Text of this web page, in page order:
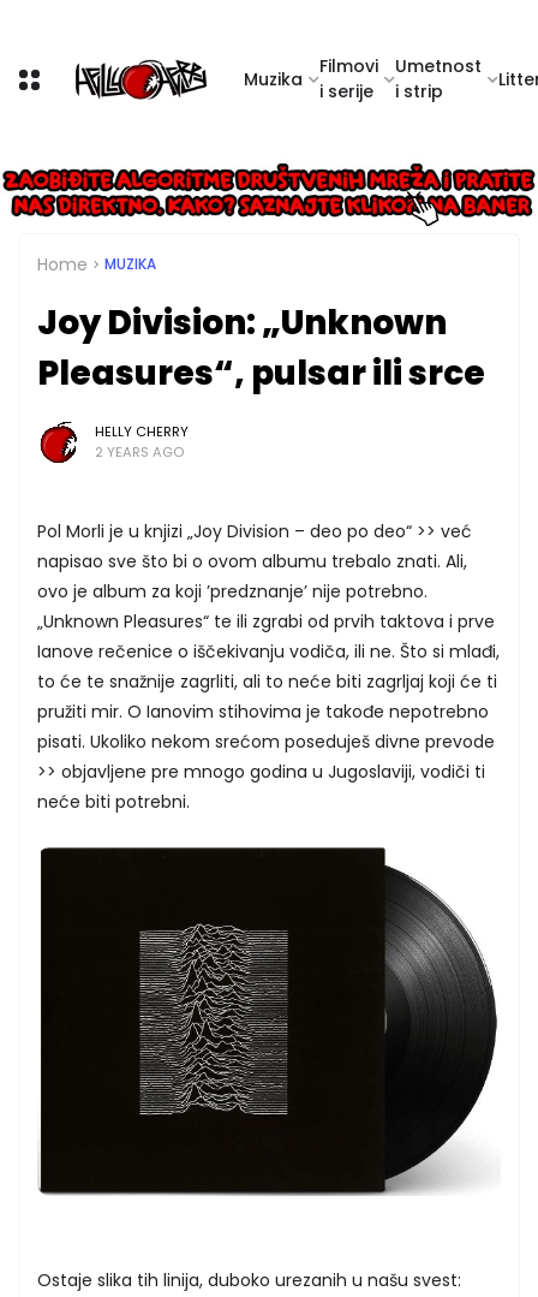
Muzika
Filmovi
i serije
Umetnost
i strip
Home MUZIKA
Joy Division: „Unknown
Pleasures“, pulsar ili srce
HELLY CHERRY
2 YEARS AGO
Pol Morli je u knjizi „Joy Division – deo po deo“ >> već
napisao sve što bi o ovom albumu trebalo znati. Ali,
ovo je album za koji ’predznanje’ nije potrebno.
„Unknown Pleasures“ te ili zgrabi od prvih taktova i prve
Ianove rečenice o iščekivanju vodiča, ili ne. Što si mlađi,
to će te snažnije zagrliti, ali to neće biti zagrljaj koji će ti
pružiti mir. O Ianovim stihovima je takođe nepotrebno
pisati. Ukoliko nekom srećom poseduješ divne prevode
>> objavljene pre mnogo godina u Jugoslaviji, vodiči ti
neće biti potrebni.
Ostaje slika tih linija, duboko urezanih u našu svest: